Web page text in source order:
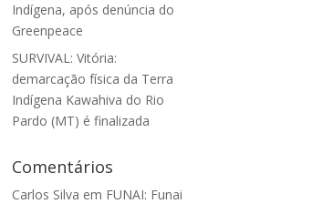
Indígena, após denúncia do
Greenpeace
SURVIVAL: Vitória:
demarcação física da Terra
Indígena Kawahiva do Rio
Pardo (MT) é finalizada
Comentários
Carlos Silva em FUNAI: Funai